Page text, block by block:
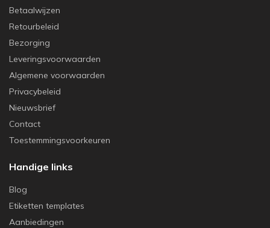
Betaalwijzen
Retourbeleid
Bezorging
Leveringsvoorwaarden
Algemene voorwaarden
Privacybeleid
Nieuwsbrief
Contact
Toestemmingsvoorkeuren
Handige links
Blog
Etiketten templates
Aanbiedingen